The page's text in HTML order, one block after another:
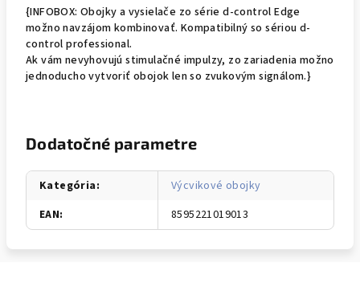
{INFOBOX: Obojky a vysielače zo série d-control Edge
možno navzájom kombinovať. Kompatibilný so sériou d-
control professional.
Ak vám nevyhovujú stimulačné impulzy, zo zariadenia možno
jednoducho vytvoriť obojok len so zvukovým signálom.}
Dodatočné parametre
Kategória:
Výcvikové obojky
EAN: 8595221019013